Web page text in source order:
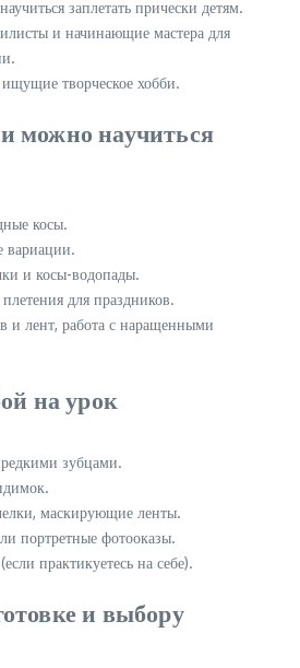
заплетать прически детям.
и начинающие мастера для
творческое хобби.
можно научиться
косы.
вариации.
и косы-водопады.
для праздников.
и лент, работа с наращенными
на урок
зубцами.
маскирующие ленты.
портретные фотооказы.
практикуетесь на себе).
и выбору